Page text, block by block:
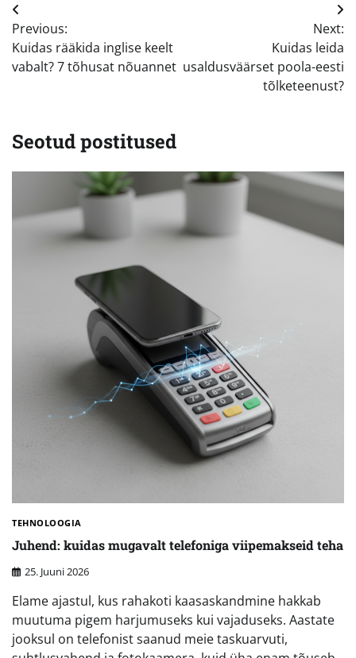
Navigeerimine
Previous:
Kuidas rääkida inglise keelt
vabalt? 7 tõhusat nõuannet
Next:
Kuidas leida
usaldusväärset poola-eesti
tõlketeenust?
Seotud postitused
TEHNOLOOGIA
Juhend: kuidas mugavalt telefoniga viipemakseid teha
25. Juuni 2026
Elame ajastul, kus rahakoti kaasaskandmine hakkab
muutuma pigem harjumuseks kui vajaduseks. Aastate
jooksul on telefonist saanud meie taskuarvuti,